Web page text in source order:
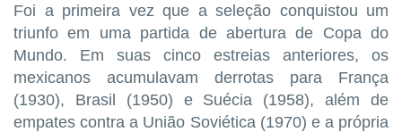
Foi a primeira vez que a seleção conquistou um
triunfo em uma partida de abertura de Copa do
Mundo. Em suas cinco estreias anteriores, os
mexicanos acumulavam derrotas para França
(1930), Brasil (1950) e Suécia (1958), além de
empates contra a União Soviética (1970) e a própria